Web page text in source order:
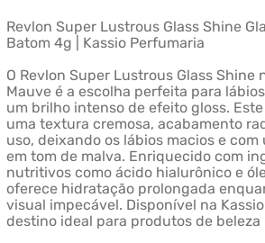
Revlon Super Lustrous Glass Shine
Batom 4g | Kassio Perfumaria
O Revlon Super Lustrous Glass Shine
Mauve é a escolha perfeita para
um brilho intenso de efeito gloss.
uma textura cremosa, acabamento
uso, deixando os lábios macios e
em tom de malva. Enriquecido com
nutritivos como ácido hialurônico e
oferece hidratação prolongada
visual impecável. Disponível na
destino ideal para produtos de beleza